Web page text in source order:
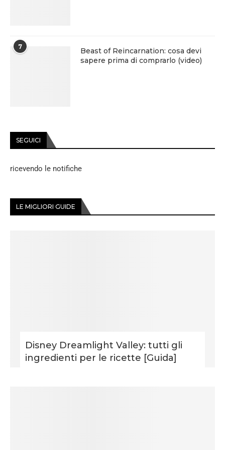
7
Beast of Reincarnation: cosa devi
sapere prima di comprarlo (video)
SEGUICI
ricevendo le notifiche
LE MIGLIORI GUIDE
Disney Dreamlight Valley: tutti gli
ingredienti per le ricette [Guida]